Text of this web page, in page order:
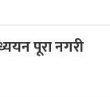
पूरा नगरी